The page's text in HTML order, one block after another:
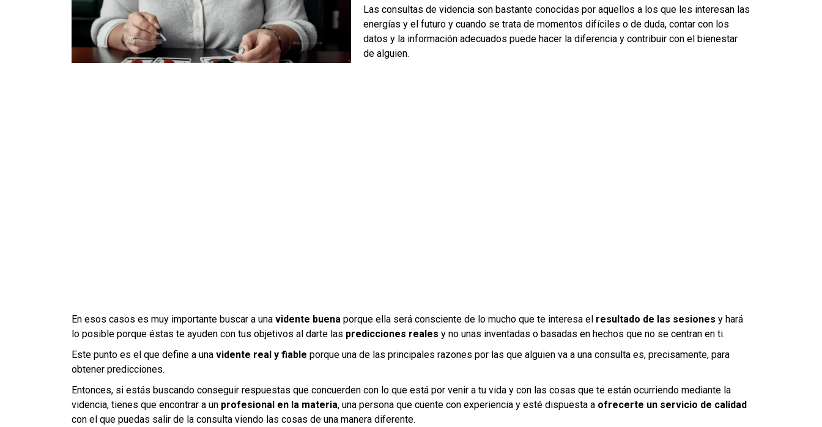
Las consultas de videncia son bastante conocidas por aquellos a los que les interesan las
energías y el futuro y cuando se trata de momentos difíciles o de duda, contar con los
datos y la información adecuados puede hacer la diferencia y contribuir con el bienestar
de alguien.
En esos casos es muy importante buscar a una vidente buena porque ella será consciente de lo mucho que te interesa el resultado de las sesiones y hará
lo posible porque éstas te ayuden con tus objetivos al darte las predicciones reales y no unas inventadas o basadas en hechos que no se centran en ti.
Este punto es el que define a una vidente real y fiable porque una de las principales razones por las que alguien va a una consulta es, precisamente, para
obtener predicciones.
Entonces, si estás buscando conseguir respuestas que concuerden con lo que está por venir a tu vida y con las cosas que te están ocurriendo mediante la
videncia, tienes que encontrar a un profesional en la materia, una persona que cuente con experiencia y esté dispuesta a ofrecerte un servicio de calidad
con el que puedas salir de la consulta viendo las cosas de una manera diferente.